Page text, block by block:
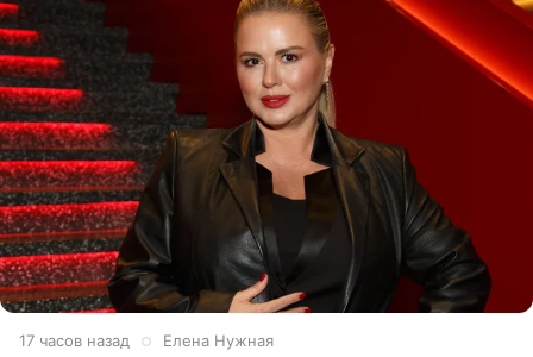
17 часов назад Елена Нужная